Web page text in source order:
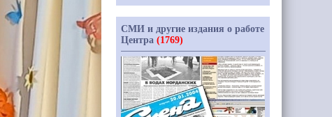
СМИ и другие издания о работе
Центра (1769)